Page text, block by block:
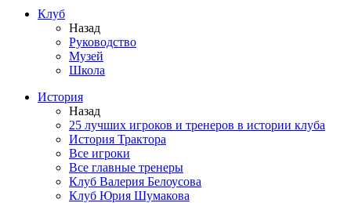
Клуб
Назад
Руководство
Музей
Школа
История
Назад
25 лучших игроков и тренеров в истории клуба
История Трактора
Все игроки
Все главные тренеры
Клуб Валерия Белоусова
Клуб Юрия Шумакова